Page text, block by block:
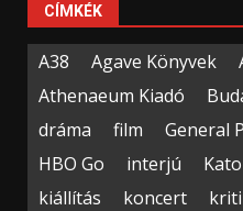
CÍMKÉK
A38 Agave Könyvek
Athenaeum Kiadó
dráma
film General
HBO Go
interjú
kiállítás
koncert